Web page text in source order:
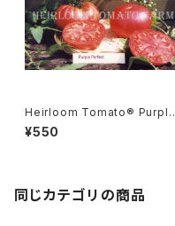
Heirloom Tomato® Purple
Perfect エアルーム・トマト・パ
ープル・パーフェクト
¥550
同じカテゴリの商品